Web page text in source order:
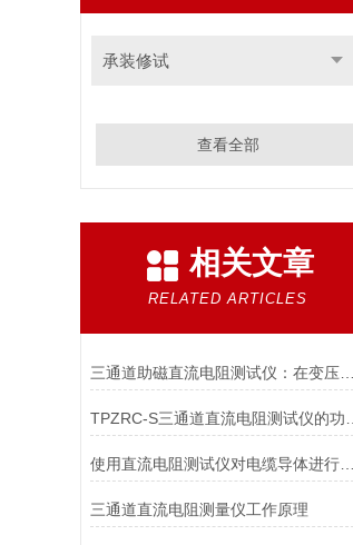
承装修试
查看全部
相关文章
RELATED ARTICLES
三通道助磁直流电阻测试仪：在变压器、电机等设备中的应用与价值
使用直流电阻测试仪对电缆导体进行直流电阻测量的原因
三通道直流电阻测量仪工作原理